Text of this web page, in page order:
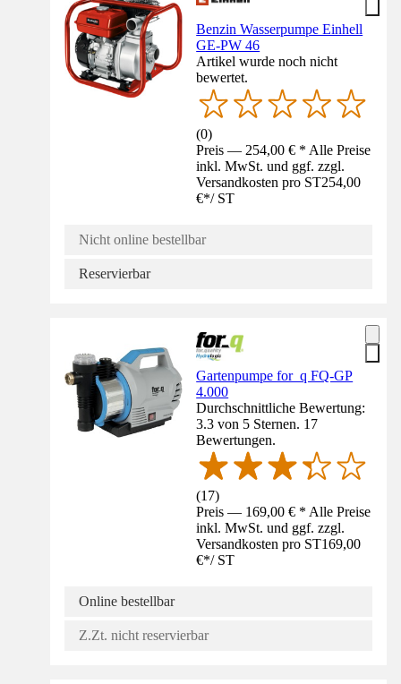
Benzin Wasserpumpe Einhell
GE-PW 46
Artikel wurde noch nicht
bewertet.
(0)
Preis — 254,00 € * Alle Preise
inkl. MwSt. und ggf. zzgl.
Versandkosten pro ST254,00
€*/ ST
Nicht online bestellbar
Reservierbar
Gartenpumpe for_q FQ-GP
4.000
Durchschnittliche Bewertung:
3.3 von 5 Sternen. 17
Bewertungen.
(17)
Preis — 169,00 € * Alle Preise
inkl. MwSt. und ggf. zzgl.
Versandkosten pro ST169,00
€*/ ST
Online bestellbar
Z.Zt. nicht reservierbar